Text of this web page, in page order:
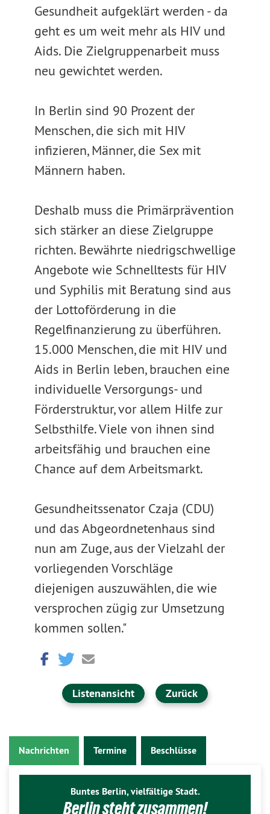
Gesundheit aufgeklärt werden - da
geht es um weit mehr als HIV und
Aids. Die Zielgruppenarbeit muss
neu gewichtet werden.
In Berlin sind 90 Prozent der
Menschen, die sich mit HIV
infizieren, Männer, die Sex mit
Männern haben.
Deshalb muss die Primärprävention
sich stärker an diese Zielgruppe
richten. Bewährte niedrigschwellige
Angebote wie Schnelltests für HIV
und Syphilis mit Beratung sind aus
der Lottoförderung in die
Regelfinanzierung zu überführen.
15.000 Menschen, die mit HIV und
Aids in Berlin leben, brauchen eine
individuelle Versorgungs- und
Förderstruktur, vor allem Hilfe zur
Selbsthilfe. Viele von ihnen sind
arbeitsfähig und brauchen eine
Chance auf dem Arbeitsmarkt.
Gesundheitssenator Czaja (CDU)
und das Abgeordnetenhaus sind
nun am Zuge, aus der Vielzahl der
vorliegenden Vorschläge
diejenigen auszuwählen, die wie
versprochen zügig zur Umsetzung
kommen sollen."
Listenansicht Zurück
Nachrichten Termine Beschlüsse
Buntes Berlin, vielfältige Stadt.
Berlin steht zusammen!